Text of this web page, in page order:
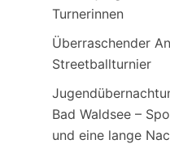
Turnerinnen
Überraschender
Streetballturnier
Bad Waldsee –
und eine lange